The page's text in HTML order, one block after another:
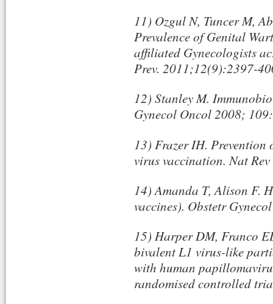
11) Ozgul N, Tuncer M,
Prevalence of Genital
affiliated Gynecologists
Prev. 2011;12(9):2397-
12) Stanley M.
Gynecol Oncol 2008;
13) Frazer IH.
virus vaccination. Nat
14) Amanda T, Alison F.
vaccines). Obstetr
15) Harper DM, Franco
bivalent L1 virus-like
with human
randomised controlled